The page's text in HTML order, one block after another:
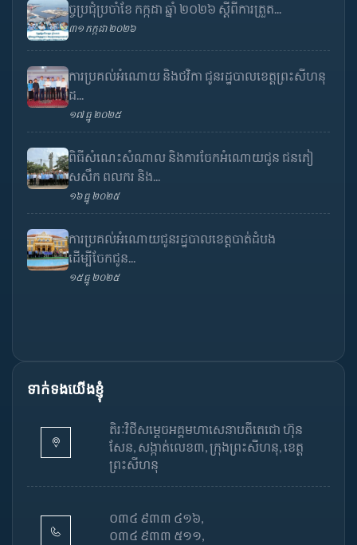
ច្ចប្រជុំប្រចាំខែ កក្កដា ឆ្នាំ ២០២៦ ស្តីពីការត្រួត...
៣១ កក្កដា ២០២៦
ការប្រគល់អំណោយ និងថវិកា ជូនរដ្ឋបាលខេត្តព្រះសីហនុ
ដ...
១៧ ធ្នូ ២០២៥
ពិធីសំណេះសំណាល និងការចែកអំណោយជូន ជនភៀ
សសឹក ពលករ និង...
១៦ ធ្នូ ២០២៥
ការប្រគល់អំណោយជូនរដ្ឋបាលខេត្តបាត់ដំបង
ដើម្បីចែកជូន...
១៥ ធ្នូ ២០២៥
ទាក់ទងយើងខ្ញុំ
តិរៈវិថីសម្តេចអគ្គមហាសេនាបតីតេជោ ហ៊ុន
សែន, សង្កាត់លេខ៣, ក្រុងព្រះសីហនុ, ខេត្ត
ព្រះសីហនុ
០៣៤ ៩៣៣ ៤១៦,
០៣៤ ៩៣៣ ៥១១,